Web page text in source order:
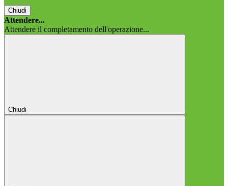
Chiudi
Attendere...
Attendere il completamento dell'operazione...
Chiudi